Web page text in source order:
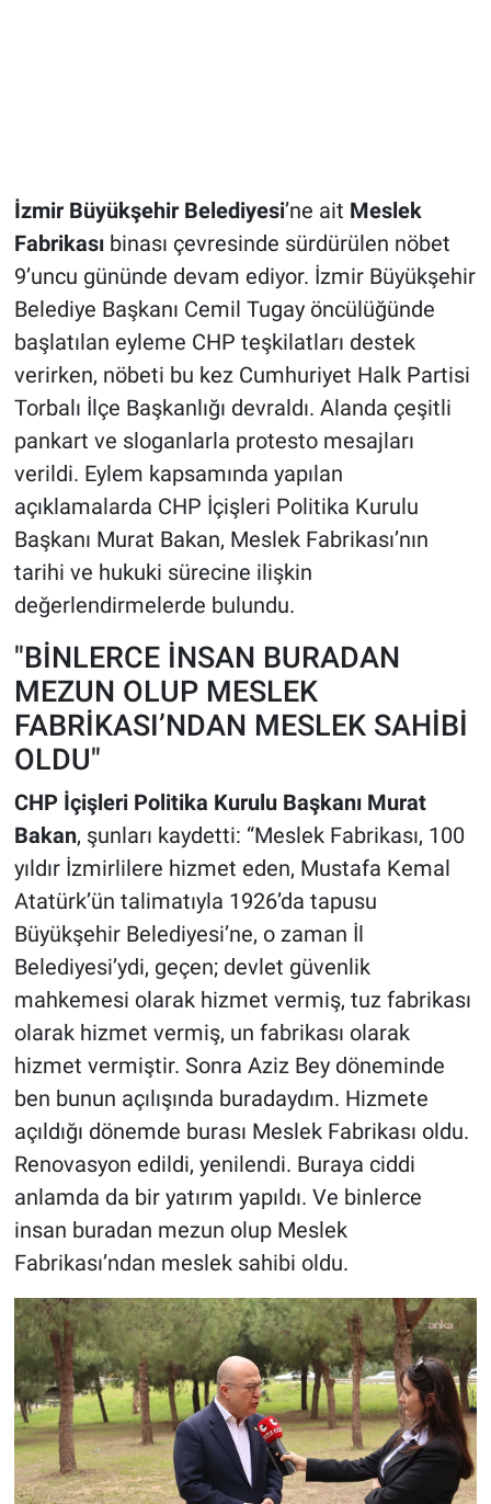
İzmir Büyükşehir Belediyesi’ne ait Meslek
Fabrikası binası çevresinde sürdürülen nöbet
9’uncu gününde devam ediyor. İzmir Büyükşehir
Belediye Başkanı Cemil Tugay öncülüğünde
başlatılan eyleme CHP teşkilatları destek
verirken, nöbeti bu kez Cumhuriyet Halk Partisi
Torbalı İlçe Başkanlığı devraldı. Alanda çeşitli
pankart ve sloganlarla protesto mesajları
verildi. Eylem kapsamında yapılan
açıklamalarda CHP İçişleri Politika Kurulu
Başkanı Murat Bakan, Meslek Fabrikası’nın
tarihi ve hukuki sürecine ilişkin
değerlendirmelerde bulundu.
"BİNLERCE İNSAN BURADAN
MEZUN OLUP MESLEK
FABRİKASI’NDAN MESLEK SAHİBİ
OLDU"
CHP İçişleri Politika Kurulu Başkanı Murat
Bakan, şunları kaydetti: “Meslek Fabrikası, 100
yıldır İzmirlilere hizmet eden, Mustafa Kemal
Atatürk’ün talimatıyla 1926’da tapusu
Büyükşehir Belediyesi’ne, o zaman İl
Belediyesi’ydi, geçen; devlet güvenlik
mahkemesi olarak hizmet vermiş, tuz fabrikası
olarak hizmet vermiş, un fabrikası olarak
hizmet vermiştir. Sonra Aziz Bey döneminde
ben bunun açılışında buradaydım. Hizmete
açıldığı dönemde burası Meslek Fabrikası oldu.
Renovasyon edildi, yenilendi. Buraya ciddi
anlamda da bir yatırım yapıldı. Ve binlerce
insan buradan mezun olup Meslek
Fabrikası’ndan meslek sahibi oldu.